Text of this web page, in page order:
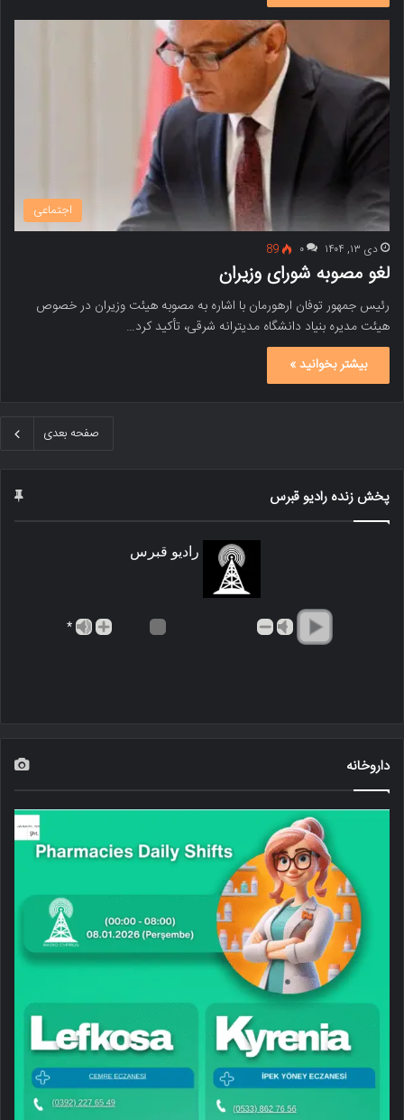
اجتماعی
دی ۱۳, ۱۴۰۴ ۰ 89
لغو مصوبه شورای وزیران
رئیس جمهور توفان ارهورمان با اشاره به مصوبه هیئت وزیران در خصوص
هیئت مدیره بنیاد دانشگاه مدیترانه شرقی، تأکید کرد…
بیشتر بخوانید »
صفحه بعدی
پخش زنده رادیو قبرس
رادیو قبرس
*
داروخانه